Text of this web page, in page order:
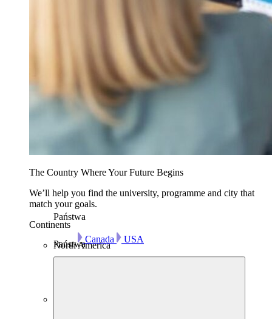
The Country Where Your Future Begins
We’ll help you find the university, programme and city that
match your goals.
Continents
North America
Państwa
Canada USA
Państwa